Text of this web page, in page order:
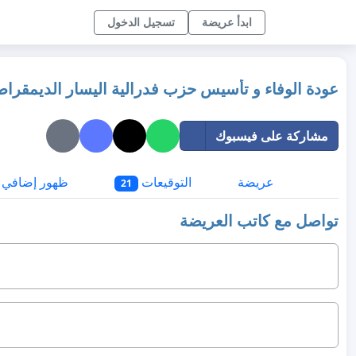
تسجيل الدخول ابدأ عريضة
عودة الوفاء و تأسيس حزب فدرالية اليسار
مشاركة على فيسبوك
عريضة التوقيعات 21 ظهور إضافي
تواصل مع كاتب العريضة